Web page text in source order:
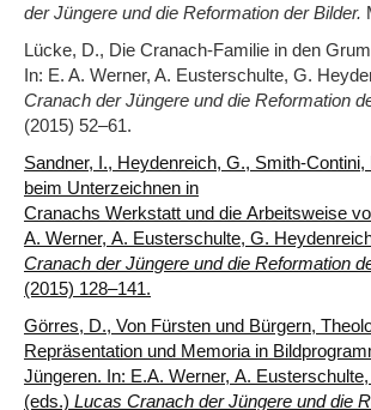
der Jüngere und die Reformation der Bilder.
Lücke, D., Die Cranach-Familie in den
In: E. A. Werner, A. Eusterschulte, G.
Cranach der Jüngere und die Reformation
(2015) 52‒61.
Sandner, I., Heydenreich, G., Smith-Contini,
beim Unterzeichnen in
Cranachs Werkstatt und die Arbeitsweise
A. Werner, A. Eusterschulte, G.
Cranach der Jüngere und die Reformation
(2015) 128‒141.
Görres, D., Von Fürsten und Bürgern,
Repräsentation und Memoria in
Jüngeren. In: E.A. Werner, A.
(eds.) Lucas Cranach der Jüngere und die